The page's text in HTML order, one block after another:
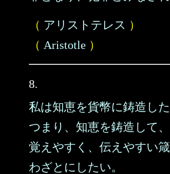
（ アリストテレス ）
（ Aristotle ）
8.
私は知恵を貨幣に鋳造した
つまり、知恵を鋳造して、
覚えやすく、伝えやすい
わざとにしたい。